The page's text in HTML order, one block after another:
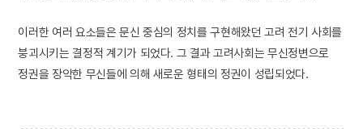
이러한 여러 요소들은 문신 중심의 정치를 구현해왔던 고려 전기 사회를
붕괴시키는 결정적 계기가 되었다. 그 결과 고려사회는 무신정변으로
정권을 장악한 무신들에 의해 새로운 형태의 정권이 성립되었다.